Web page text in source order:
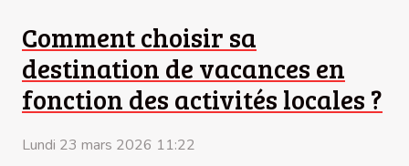
Comment choisir sa
destination de vacances en
fonction des activités locales ?
Lundi 23 mars 2026 11:22